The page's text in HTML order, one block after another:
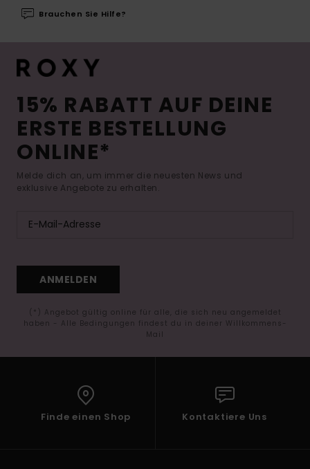
Brauchen Sie Hilfe?
15% RABATT AUF DEINE
ERSTE BESTELLUNG
ONLINE*
Melde dich an, um immer die neuesten News und
exklusive Angebote zu erhalten.
ANMELDEN
(*) Angebot gültig online für alle, die sich neu angemeldet
haben - Alle Bedingungen findest du in deiner Willkommens-
Mail
Finde einen Shop Kontaktiere Uns